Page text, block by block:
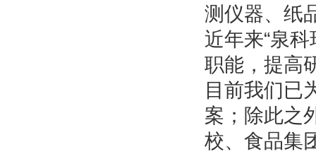
测仪器、纸
近年来“泉
职能，提高
目前我们已
案；除此之
校、食品集